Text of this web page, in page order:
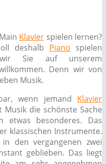
Klavier spielen lernen?
deshalb Piano spielen
Sie auf unserem
Denn wir von
Musik.
wenn jemand Klavier
die schönste Sache
etwas besonderes. Das
klassischen Instrumente.
den vergangenen zwei
geblieben. Das liegt